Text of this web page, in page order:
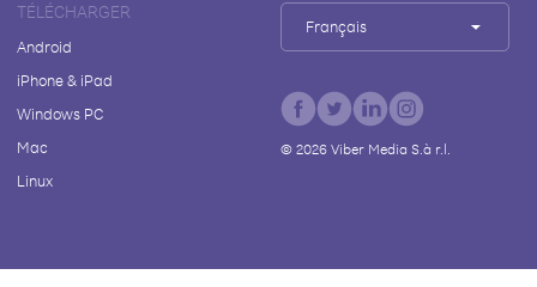
TÉLÉCHARGER
Android
iPhone & iPad
Windows PC
Mac
Linux
Français
© 2026Viber Media S.à r.l.